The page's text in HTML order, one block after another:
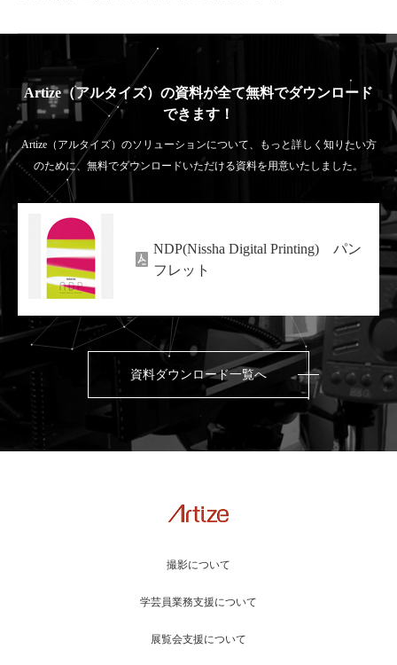
Artize（アルタイズ）の資料が全て無料でダウンロード
できます！
Artize（アルタイズ）のソリューションについて、もっと詳しく知りたい方
のために、無料でダウンロードいただける資料を用意いたしました。
NDP(Nissha Digital Printing) パン
フレット
資料ダウンロード一覧へ
撮影について
学芸員業務支援について
展覧会支援について